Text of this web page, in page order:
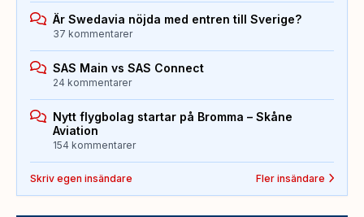
Är Swedavia nöjda med entren till Sverige?
37 kommentarer
SAS Main vs SAS Connect
24 kommentarer
Nytt flygbolag startar på Bromma – Skåne
Aviation
154 kommentarer
Skriv egen insändare Fler insändare